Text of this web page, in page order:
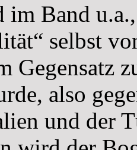
Band
selbst
Gegensatz
also
und der